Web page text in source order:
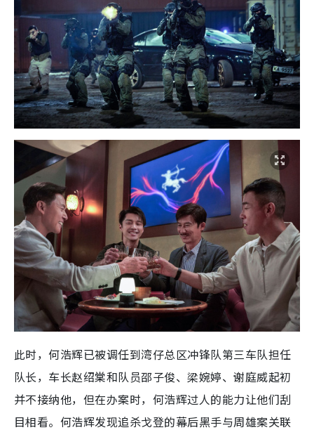
此时，何浩辉已被调任到湾仔总区冲锋队第三车队担任
队长，车长赵绍棠和队员邵子俊、梁婉婷、谢庭威起初
并不接纳他，但在办案时，何浩辉过人的能力让他们刮
目相看。何浩辉发现追杀戈登的幕后黑手与周雄案关联